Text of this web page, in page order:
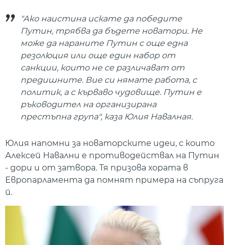
"Ако наистина искате да победите
Путин, трябва да бъдете новатори. Не
може да нараните Путин с още една
резолюция или още един набор от
санкции, които не се различават от
предишните. Вие си нямате работа, с
политик, а с кърваво чудовище. Путин е
ръководител на организирана
престъпна група", каза Юлия Навалная.
Юлия напомни за новаторските идеи, с които
Алексей Навални е противодействал на Путин
- дори и от затвора. Тя призова хората в
Европарламента да помнят примера на съпруга
й.